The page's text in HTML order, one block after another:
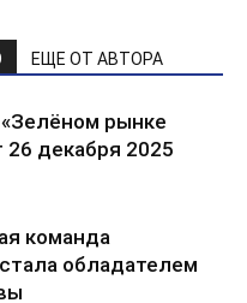
ЕЩЕ ОТ АВТОРА
рынке
26 декабря 2025
команда
обладателем